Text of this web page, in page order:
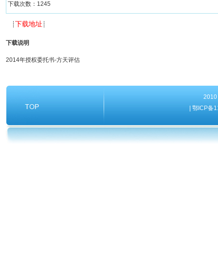
下载次数：1245
┊ 下载地址 ┊
下载说明
2014年授权委托书-方天评估
2010
| 鄂ICP